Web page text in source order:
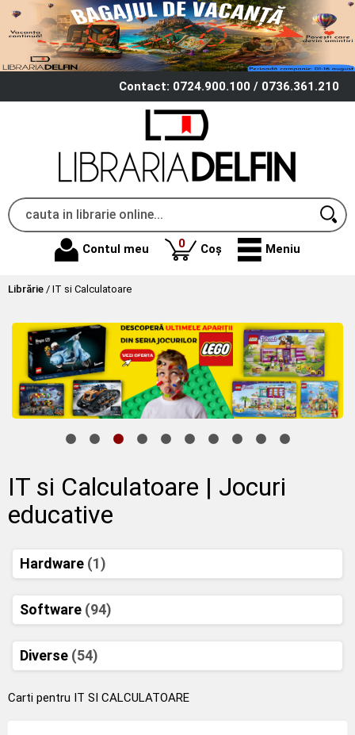
Contact: 0724.900.100 / 0736.361.210
Contul meu 0produse
Coș Meniu
Librărie / IT si Calculatoare
IT si Calculatoare | Jocuri
educative
Hardware (1)
Software (94)
Diverse (54)
Carti pentru IT SI CALCULATOARE